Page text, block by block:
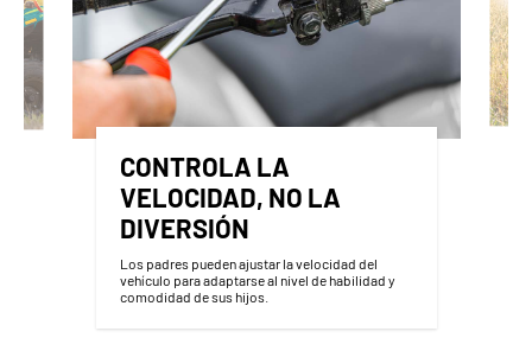
CONTROLA LA
VELOCIDAD, NO LA
DIVERSIÓN
Los padres pueden ajustar la velocidad del
vehículo para adaptarse al nivel de habilidad y
comodidad de sus hijos.